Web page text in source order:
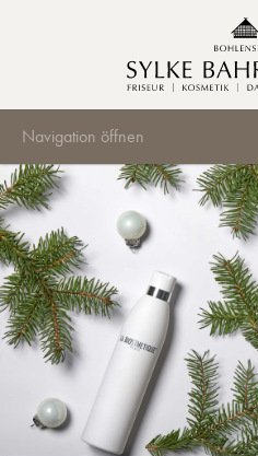
Navigation öffnen